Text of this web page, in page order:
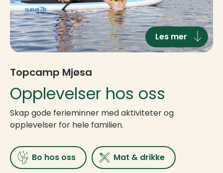
Topcamp Mjøsa
Opplevelser hos oss
Skap gode ferieminner med aktiviteter og
opplevelser for hele familien.
Les mer
Bo hos oss Mat & drikke